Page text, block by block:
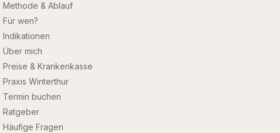
Methode & Ablauf
Für wen?
Indikationen
Über mich
Preise & Krankenkasse
Praxis Winterthur
Termin buchen
Ratgeber
Häufige Fragen